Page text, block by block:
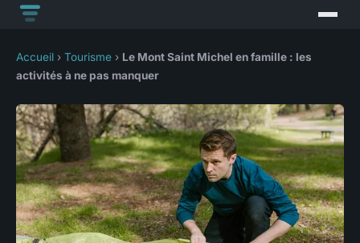
Accueil › Tourisme › Le Mont Saint Michel en famille : les
activités à ne pas manquer